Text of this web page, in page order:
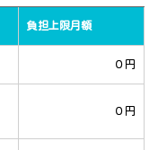
負担上限月額
０円
０円